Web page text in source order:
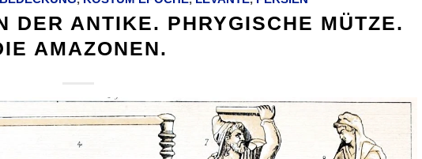
DER ANTIKE. PHRYGISCHE MÜTZE.
AMAZONEN.